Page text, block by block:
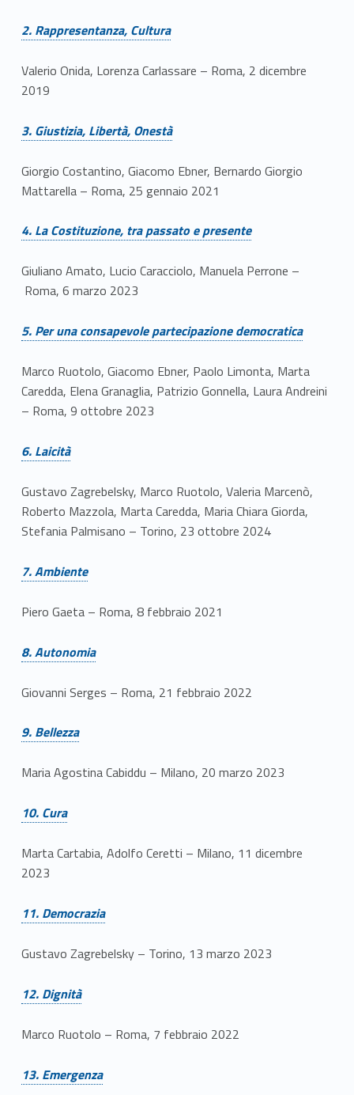
Link identifier #identifier__164987-4
2. Rappresentanza, Cultura
Valerio Onida, Lorenza Carlassare – Roma, 2 dicembre
2019
Link identifier #identifier__171754-5
3. Giustizia, Libertà, Onestà
Giorgio Costantino, Giacomo Ebner, Bernardo Giorgio
Mattarella – Roma, 25 gennaio 2021
Link identifier #identifier__162329-6
4. La Costituzione, tra passato e presente
Giuliano Amato, Lucio Caracciolo, Manuela Perrone –
Roma, 6 marzo 2023
Link identifier #identifier__143075-7
5. Per una consapevole partecipazione democratica
Marco Ruotolo, Giacomo Ebner, Paolo Limonta, Marta
Caredda, Elena Granaglia, Patrizio Gonnella, Laura Andreini
– Roma, 9 ottobre 2023
Link identifier #identifier__10032-8
6. Laicità
Gustavo Zagrebelsky, Marco Ruotolo, Valeria Marcenò,
Roberto Mazzola, Marta Caredda, Maria Chiara Giorda,
Stefania Palmisano – Torino, 23 ottobre 2024
Link identifier #identifier__162383-9
7. Ambiente
Piero Gaeta – Roma, 8 febbraio 2021
Link identifier #identifier__30660-10
8. Autonomia
Giovanni Serges – Roma, 21 febbraio 2022
Link identifier #identifier__163244-11
9. Bellezza
Maria Agostina Cabiddu – Milano, 20 marzo 2023
Link identifier #identifier__74383-12
10. Cura
Marta Cartabia, Adolfo Ceretti – Milano, 11 dicembre
2023
Link identifier #identifier__87871-13
11. Democrazia
Gustavo Zagrebelsky – Torino, 13 marzo 2023
Link identifier #identifier__147388-14
12. Dignità
Marco Ruotolo – Roma, 7 febbraio 2022
Link identifier #identifier__82470-15
13. Emergenza